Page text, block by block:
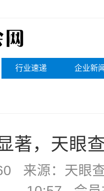
行业速递 企业新
著，天眼
来源：天眼